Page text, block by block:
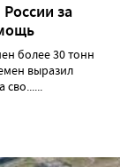
за
более 30 тонн
выразил
сво......